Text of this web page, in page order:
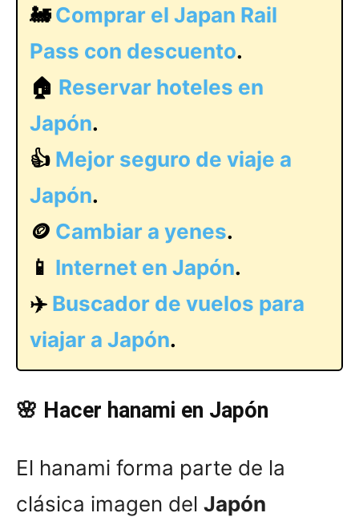
🚂Comprar el Japan Rail
Pass con descuento.
🏠 Reservar hoteles en
Japón.
👍 Mejor seguro de viaje a
Japón.
🪙 Cambiar a yenes.
📱 Internet en Japón.
✈️ Buscador de vuelos para
viajar a Japón.
🌸 Hacer hanami en Japón
El hanami forma parte de la
clásica imagen del Japón